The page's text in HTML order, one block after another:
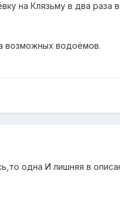
на Клязьму в два
возможных водоёмов.
одна И лишняя в